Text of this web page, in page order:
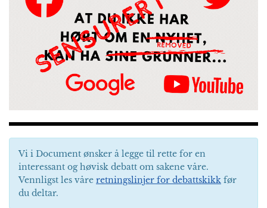
Vi i Document ønsker å legge til rette for en
interessant og høvisk debatt om sakene våre.
Vennligst les våre retningslinjer for debattskikk før
du deltar.